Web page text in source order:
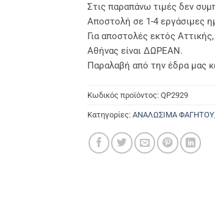
Στις παραπάνω τιμές δεν
Αποστολή σε 1-4 εργάσιμες
Για αποστολές εκτός
Αθήνας είναι ΔΩΡΕΑΝ.
Παραλαβή από την έδρα μας
Κωδικός προϊόντος: QP2929
Κατηγορίες: ΑΝΑΛΩΣΙΜΑ ΦΑΓΗΤΟΥ